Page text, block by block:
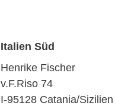
Italien Süd
Henrike Fischer
v.F.Riso 74
I-95128 Catania/Sizilien